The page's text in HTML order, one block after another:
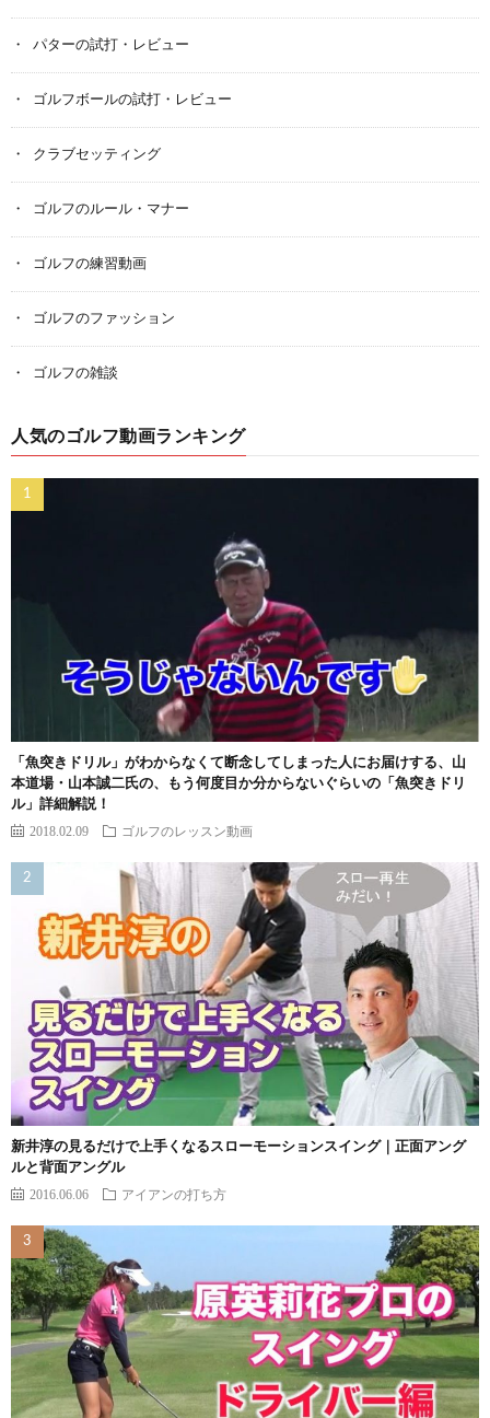
パターの試打・レビュー
ゴルフボールの試打・レビュー
クラブセッティング
ゴルフのルール・マナー
ゴルフの練習動画
ゴルフのファッション
ゴルフの雑談
人気のゴルフ動画ランキング
「魚突きドリル」がわからなくて断念してしまった人にお届けする、山
本道場・山本誠二氏の、もう何度目か分からないぐらいの「魚突きドリ
ル」詳細解説！
2018.02.09 ゴルフのレッスン動画
新井淳の見るだけで上手くなるスローモーションスイング｜正面アング
ルと背面アングル
2016.06.06 アイアンの打ち方